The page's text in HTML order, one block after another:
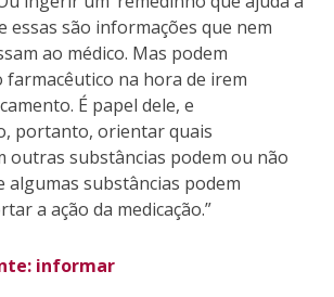
essas são informações que nem
ao médico. Mas podem
farmacêutico na hora de irem
É papel dele, e
portanto, orientar quais
outras substâncias podem ou não
algumas substâncias podem
a ação da medicação.”
informar